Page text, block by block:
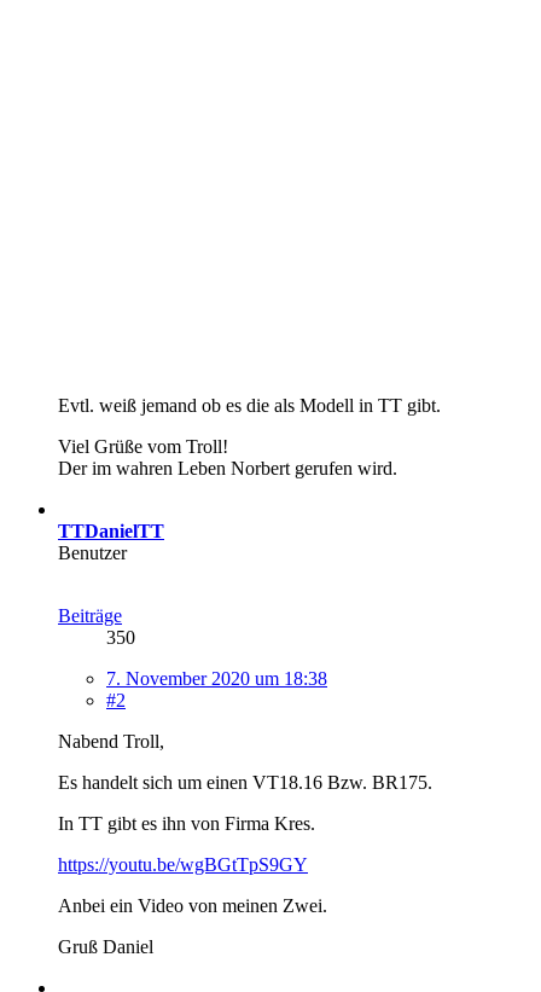
Evtl. weiß jemand ob es die als Modell in TT gibt.
Viel Grüße vom Troll!
Der im wahren Leben Norbert gerufen wird.
TTDanielTT
Benutzer
Beiträge
350
7. November 2020 um 18:38
#2
Nabend Troll,
Es handelt sich um einen VT18.16 Bzw. BR175.
In TT gibt es ihn von Firma Kres.
https://youtu.be/wgBGtTpS9GY
Anbei ein Video von meinen Zwei.
Gruß Daniel